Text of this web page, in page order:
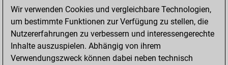
Mittwoch, Mai 6,
2026
You totalled 9
tactics positions
Wir verwenden Cookies und vergleichbare Technologien,
um bestimmte Funktionen zur Verfügung zu stellen, die
Nutzererfahrungen zu verbessern und interessengerechte
Inhalte auszuspielen. Abhängig von ihrem
Verwendungszweck können dabei neben technisch